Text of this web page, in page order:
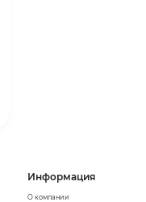
Информация
О компании